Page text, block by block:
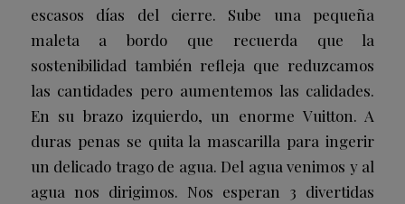
escasos días del cierre. Sube una pequeña
maleta a bordo que recuerda que la
sostenibilidad también refleja que reduzcamos
las cantidades pero aumentemos las calidades.
En su brazo izquierdo, un enorme Vuitton. A
duras penas se quita la mascarilla para ingerir
un delicado trago de agua. Del agua venimos y al
agua nos dirigimos. Nos esperan 3 divertidas